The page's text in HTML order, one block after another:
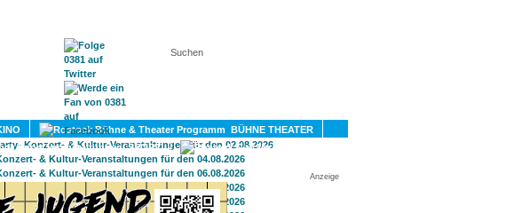
KONTAKT
BÜHNE THEATER
SPORT
Anzeige